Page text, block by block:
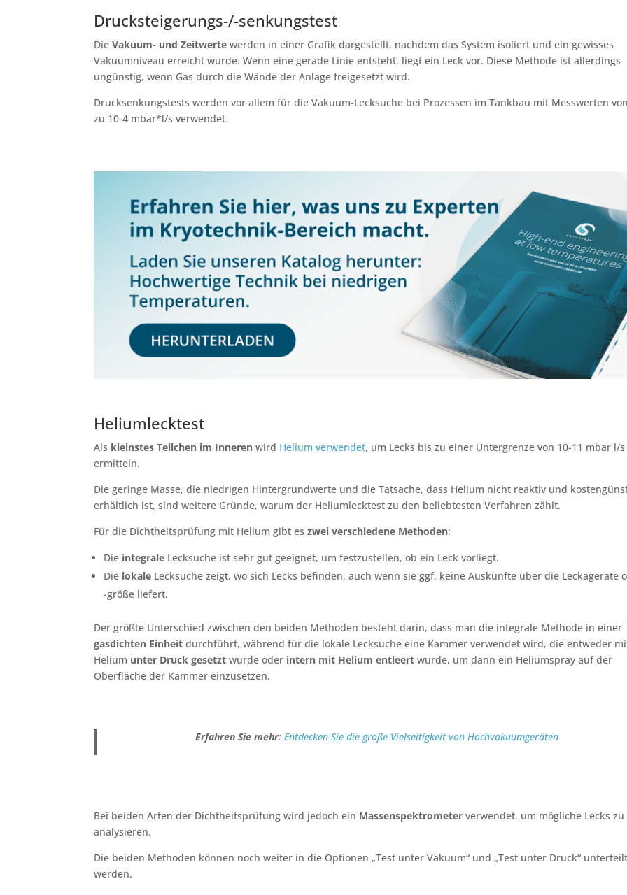
Drucksteigerungs-/-senkungstest
DieVakuum- und Zeitwerte werden in einer Grafik dargestellt, nachdem das System isoliert und ein gewisses
Vakuumniveau erreicht wurde. Wenn eine gerade Linie entsteht, liegt ein Leck vor. Diese Methode ist allerdings
ungünstig, wenn Gas durch die Wände der Anlage freigesetzt wird.
Drucksenkungstests werden vor allem für die Vakuum-Lecksuche bei Prozessen im Tankbau mit Messwerten
zu 10-4 mbar*l/s verwendet.
Heliumlecktest
Als kleinstes Teilchen im Inneren wird Helium verwendet, um Lecks bis zu einer Untergrenze von 10-11 mbar l/
ermitteln.
Die geringe Masse, die niedrigen Hintergrundwerte und die Tatsache, dass Helium nicht reaktiv und
erhältlich ist, sind weitere Gründe, warum der Heliumlecktest zu den beliebtesten Verfahren zählt.
Für die Dichtheitsprüfung mit Helium gibt eszwei verschiedene Methoden:
Die integrale Lecksuche ist sehr gut geeignet, um festzustellen, ob ein Leck vorliegt.
Die lokale Lecksuche zeigt, wo sich Lecks befinden, auch wenn sie ggf. keine Auskünfte über die Leckagerate
-größe liefert.
Der größte Unterschied zwischen den beiden Methoden besteht darin, dass man die integrale Methode in einer
gasdichten Einheit durchführt, während für die lokale Lecksuche eine Kammer verwendet wird, die entweder
Helium unter Druck gesetzt wurde oder intern mit Helium entleert wurde, um dann ein Heliumspray auf der
Oberfläche der Kammer einzusetzen.
Erfahren Sie mehr:Entdecken Sie die große Vielseitigkeit von Hochvakuumgeräten
Bei beiden Arten der Dichtheitsprüfung wird jedoch ein Massenspektrometerverwendet, um mögliche Lecks zu
analysieren.
Die beiden Methoden können noch weiter in die Optionen „Test unter Vakuum“ und „Test unter Druck“
werden.